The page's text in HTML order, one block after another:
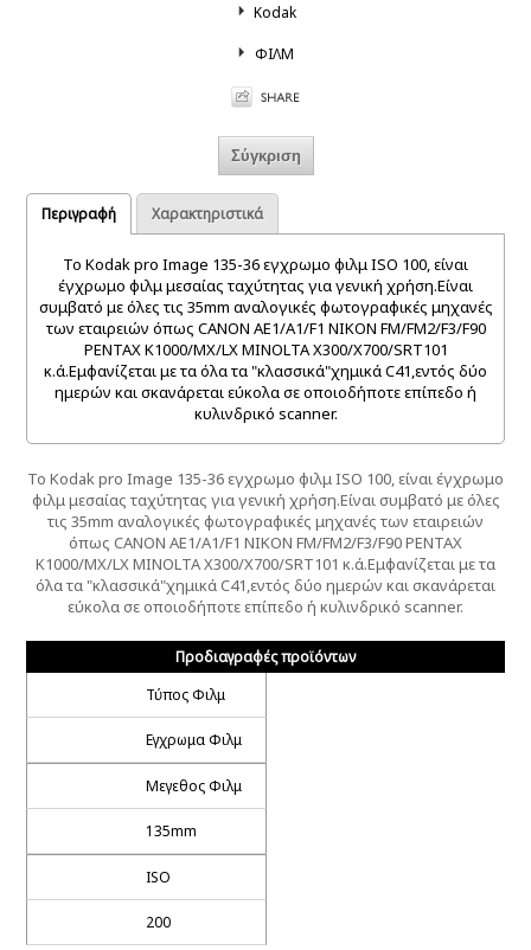
Kodak
ΦΙΛΜ
Περιγραφή Χαρακτηριστικά
Το Kodak pro Image 135-36 εγχρωμο φιλμ ISO 100, είναι
έγχρωμο φιλμ μεσαίας ταχύτητας για γενική χρήση.Είναι
συμβατό με όλες τις 35mm αναλογικές φωτογραφικές μηχανές
των εταιρειών όπως CANON AE1/A1/F1 NIKON FM/FM2/F3/F90
PENTAX K1000/MX/LX MINOLTA X300/X700/SRT101
κ.ά.Εμφανίζεται με τα όλα τα "κλασσικά"χημικά C41,εντός δύο
ημερών και σκανάρεται εύκολα σε οποιοδήποτε επίπεδο ή
κυλινδρικό scanner.
Το Kodak pro Image 135-36 εγχρωμο φιλμ ISO 100, είναι έγχρωμο
φιλμ μεσαίας ταχύτητας για γενική χρήση.Είναι συμβατό με όλες
τις 35mm αναλογικές φωτογραφικές μηχανές των εταιρειών
όπως CANON AE1/A1/F1 NIKON FM/FM2/F3/F90 PENTAX
K1000/MX/LX MINOLTA X300/X700/SRT101 κ.ά.Εμφανίζεται με τα
όλα τα "κλασσικά"χημικά C41,εντός δύο ημερών και σκανάρεται
εύκολα σε οποιοδήποτε επίπεδο ή κυλινδρικό scanner.
Προδιαγραφές προϊόντων
Τύπος Φιλμ
Εγχρωμα Φιλμ
Μεγεθος Φιλμ
135mm
ISO
200